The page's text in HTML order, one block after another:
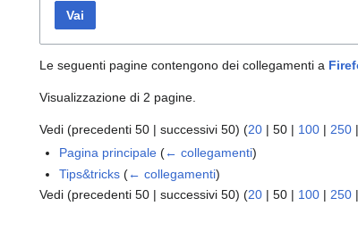
Vai
Le seguenti pagine contengono dei collegamenti a
Visualizzazione di 2 pagine.
Vedi (precedenti 50 | successivi 50) (20 | 50 | 100 | 250 |
Pagina principale (← collegamenti)
Tips&tricks (← collegamenti)
Vedi (precedenti 50 | successivi 50) (20 | 50 | 100 | 250 |